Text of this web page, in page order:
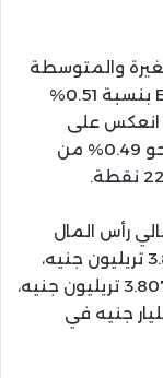
والمتوسطة
على مساره الصاعد؛ إذ ارتفع مؤشر EGX70 بنسبة 0.51%
وهو ما انعكس على
المؤشر الأوسع نطاقاً EGX100 الذي ربح نحو 0.49% من
رأس المال
السوقي للأسهم المقيدة ليصل إلى 3.829 تريليون جنيه،
مقارنة بإغلاق جلسة أمس الاثنين البالغ 3.807 تريليون جنيه،
السوقية للشركات نحو 22 مليار جنيه في